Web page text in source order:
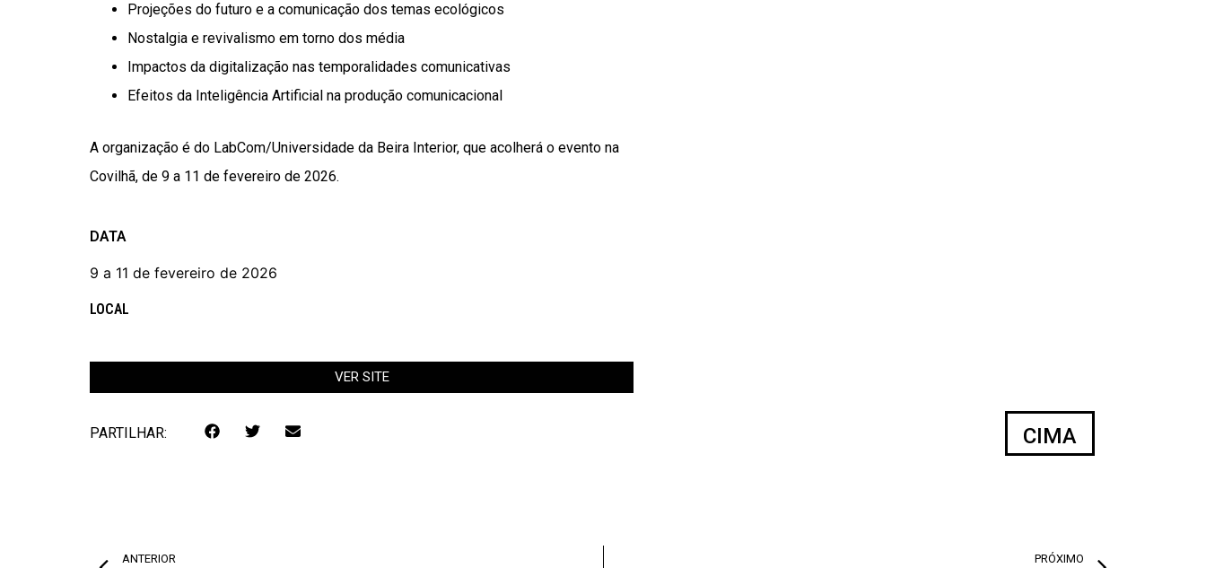
Projeções do futuro e a comunicação dos temas ecológicos
Nostalgia e revivalismo em torno dos média
Impactos da digitalização nas temporalidades comunicativas
Efeitos da Inteligência Artificial na produção comunicacional
A organização é do LabCom/Universidade da Beira Interior, que acolherá o evento na
Covilhã, de 9 a 11 de fevereiro de 2026.
DATA
9 a 11 de fevereiro de 2026
LOCAL
VER SITE
PARTILHAR: CIMA
ANTERIOR PRÓXIMO